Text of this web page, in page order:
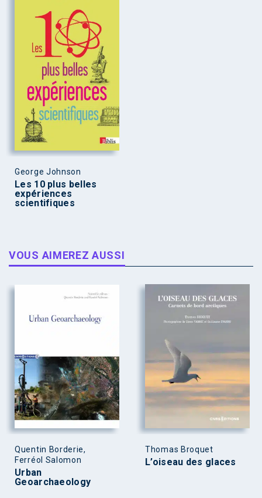
George Johnson
Les 10 plus belles
expériences
scientifiques
VOUS AIMEREZ AUSSI
Quentin Borderie,
Ferréol Salomon
Urban
Geoarchaeology
Thomas Broquet
L’oiseau des glaces